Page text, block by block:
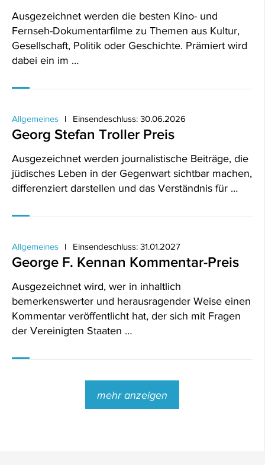
Ausgezeichnet werden die besten Kino- und
Fernseh-Dokumentarfilme zu Themen aus Kultur,
Gesellschaft, Politik oder Geschichte. Prämiert wird
dabei ein im …
Allgemeines Einsendeschluss: 30.06.2026
Georg Stefan Troller Preis
Ausgezeichnet werden journalistische Beiträge, die
jüdisches Leben in der Gegenwart sichtbar machen,
differenziert darstellen und das Verständnis für …
Allgemeines Einsendeschluss: 31.01.2027
George F. Kennan Kommentar-Preis
Ausgezeichnet wird, wer in inhaltlich
bemerkenswerter und herausragender Weise einen
Kommentar veröffentlicht hat, der sich mit Fragen
der Vereinigten Staaten …
mehr anzeigen